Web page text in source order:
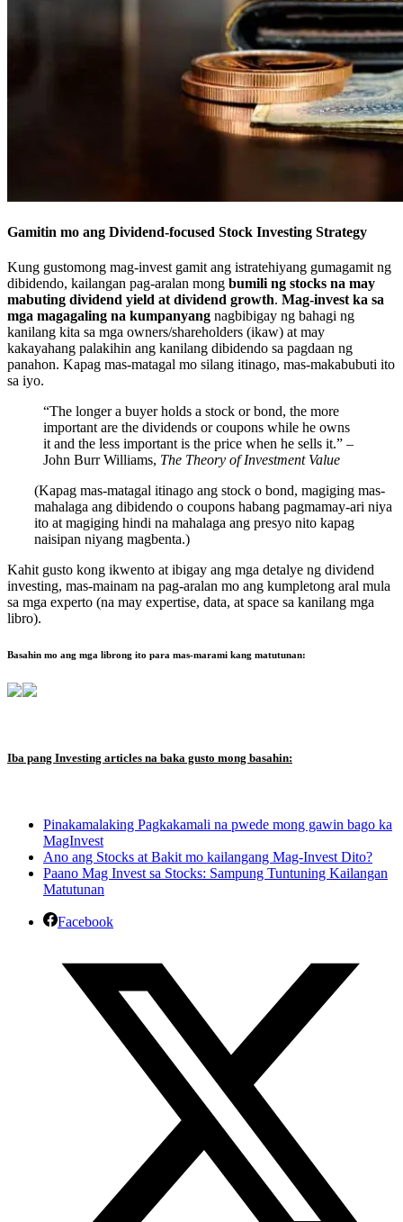
Gamitin mo ang Dividend-focused Stock Investing Strategy
Kung gustomong mag-invest gamit ang istratehiyang gumagamit ng
dibidendo, kailangan pag-aralan mong bumili ng stocks na may
mabuting dividend yield at dividend growth. Mag-invest ka sa
mga magagaling na kumpanyang nagbibigay ng bahagi ng
kanilang kita sa mga owners/shareholders (ikaw) at may
kakayahang palakihin ang kanilang dibidendo sa pagdaan ng
panahon. Kapag mas-matagal mo silang itinago, mas-makabubuti ito
sa iyo.
“The longer a buyer holds a stock or bond, the more
important are the dividends or coupons while he owns
it and the less important is the price when he sells it.” –
John Burr Williams, The Theory of Investment Value
(Kapag mas-matagal itinago ang stock o bond, magiging mas-
mahalaga ang dibidendo o coupons habang pagmamay-ari niya
ito at magiging hindi na mahalaga ang presyo nito kapag
naisipan niyang magbenta.)
Kahit gusto kong ikwento at ibigay ang mga detalye ng dividend
investing, mas-mainam na pag-aralan mo ang kumpletong aral mula
sa mga experto (na may expertise, data, at space sa kanilang mga
libro).
Basahin mo ang mga librong ito para mas-marami kang matutunan:
Iba pang Investing articles na baka gusto mong basahin:
Pinakamalaking Pagkakamali na pwede mong gawin bago ka
MagInvest
Ano ang Stocks at Bakit mo kailangang Mag-Invest Dito?
Paano Mag Invest sa Stocks: Sampung Tuntuning Kailangan
Matutunan
Facebook